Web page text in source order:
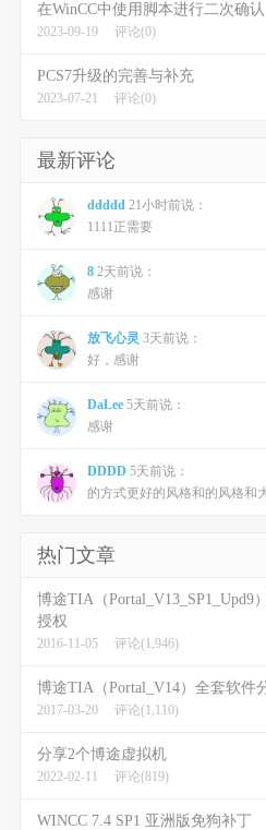
在WinCC中使用脚本进行二次确认
2023-09-19 评论(0)
PCS7升级的完善与补充
2023-07-21 评论(0)
最新评论
ddddd 21小时前说：
1111正需要
8 2天前说：
感谢
放飞心灵 3天前说：
好，感谢
DaLee 5天前说：
感谢
DDDD 5天前说：
的方式更好的风格和的风格和
热门文章
博途TIA（Portal_V13_SP1_Upd9
授权
2016-11-05 评论(1,946)
博途TIA（Portal_V14）全套软件
2017-03-20 评论(1,110)
分享2个博途虚拟机
2022-02-11 评论(819)
WINCC 7.4 SP1 亚洲版免狗补丁